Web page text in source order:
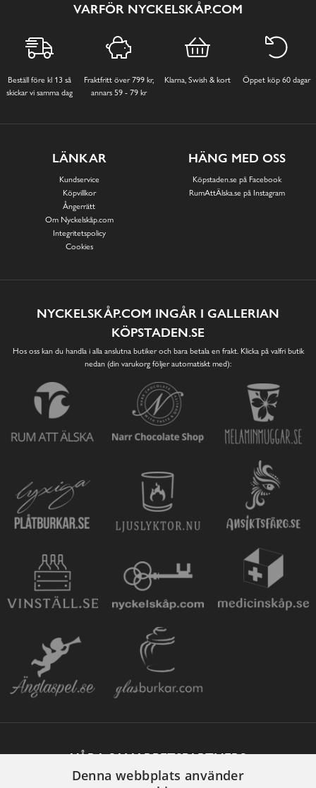
VARFÖR NYCKELSKÅP.COM
Beställ före kl 13 så
skickar vi samma dag
Fraktfritt över 799 kr,
annars 59 - 79 kr
Klarna, Swish & kort Öppet köp 60 dagar
LÄNKAR
Kundservice
Köpvillkor
Ångerrätt
Om Nyckelskåp.com
Integritetspolicy
Cookies
HÄNG MED OSS
Köpstaden.se på Facebook
RumAttÄlska.se på Instagram
NYCKELSKÅP.COM INGÅR I GALLERIAN
KÖPSTADEN.SE
Hos oss kan du handla i alla anslutna butiker och bara betala en frakt. Klicka på valfri butik
nedan (din varukorg följer automatiskt med):
VÅRA SAMARBETSPARTNERS
Denna webbplats använder